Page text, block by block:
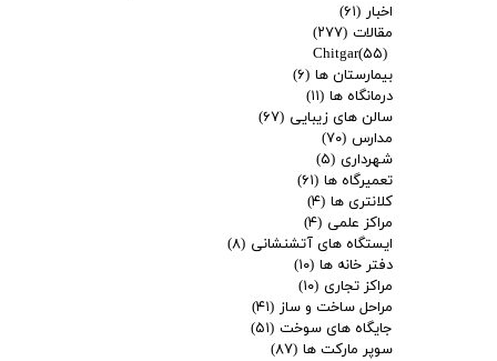
اخبار (۶۱)
مقالات (۲۷۷)
Chitgar(۵۵)
بیمارستان ها (۶)
درمانگاه ها (۱۱)
سالن های زیبایی (۶۷)
مدارس (۷۰)
شهرداری (۵)
تعمیرگاه ها (۶۱)
کلانتری ها (۴)
مراکز علمی (۴)
ایستگاه های آتشنشانی (۸)
دفتر خانه ها (۱۰)
مراکز تجاری (۱۰)
مراحل ساخت و ساز (۴۱)
جایگاه های سوخت (۵۱)
سوپر مارکت ها (۸۷)